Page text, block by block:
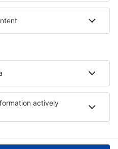
Cazare in Maryland